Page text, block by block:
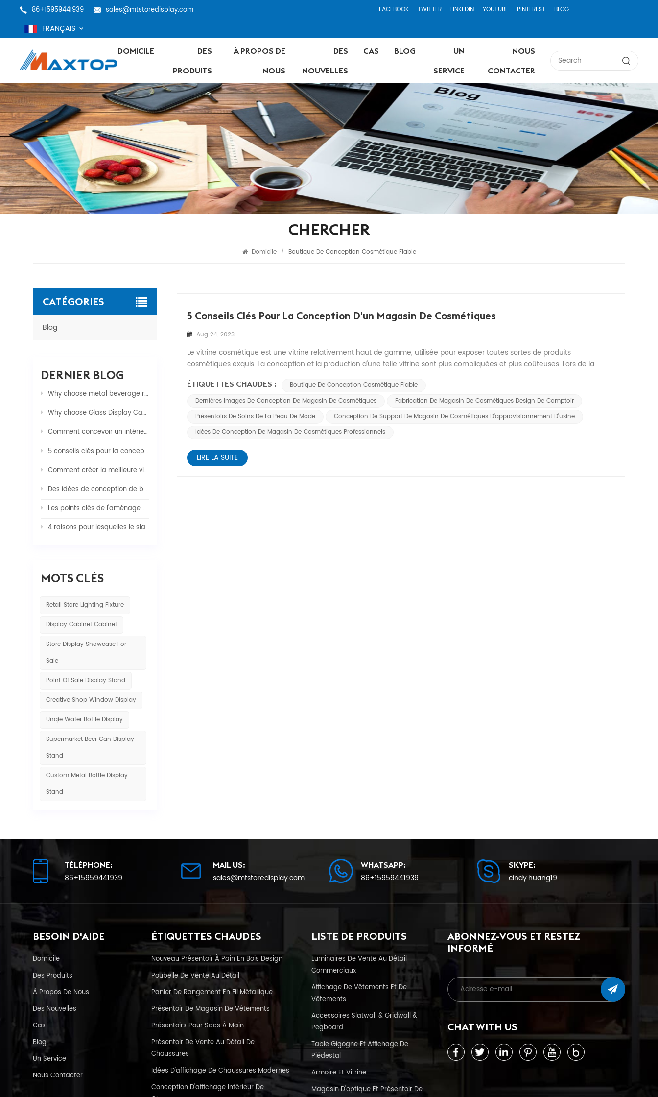
86+15959441939 sales@mtstoredisplay.com FACEBOOK TWITTER LINKEDIN YOUTUBE PINTEREST BLOG
FRANÇAIS
DOMICILE
DES
PRODUITS
À PROPOS DE
NOUS
DES
NOUVELLES
CAS BLOG
UN
SERVICE
NOUS
CONTACTER
CHERCHER
Domicile / Boutique De Conception Cosmétique Fiable
CATÉGORIES
Blog
DERNIER BLOG
Why choose metal beverage rack?
Why choose Glass Display Cabinets for your stores ?
Comment concevoir un intérieur de magasin de détail pour augmenter les ventes ?
5 conseils clés pour la conception d'un magasin de cosmétiques
Comment créer la meilleure vitrine de bijoux pour la vente au détail
Des idées de conception de boutique étonnantes pour obtenir plus de ventes
Les points clés de l'aménagement intérieur d'un magasin d'optique
4 raisons pour lesquelles le slatwall est largement utilisé dans les affaires ?
MOTS CLÉS
Retail Store Lighting Fixture
Display Cabinet Cabinet
Store Display Showcase For
Sale
Point Of Sale Display Stand
Creative Shop Window Display
Unqie Water Bottle Display
Supermarket Beer Can Display
Stand
Custom Metal Bottle Display
Stand
5 Conseils Clés Pour La Conception D'un Magasin De Cosmétiques
Aug 24, 2023
Le vitrine cosmétique est une vitrine relativement haut de gamme, utilisée pour exposer toutes sortes de produits
cosmétiques exquis. La conception et la production d'une telle vitrine sont plus compliquées et plus coûteuses. Lors de la
ÉTIQUETTES CHAUDES :
Boutique De Conception Cosmétique Fiable
Dernières Images De Conception De Magasin De Cosmétiques
Fabrication De Magasin De Cosmétiques Design De Comptoir
Présentoirs De Soins De La Peau De Mode
Conception De Support De Magasin De Cosmétiques D'approvisionnement D'usine
Idées De Conception De Magasin De Cosmétiques Professionnels
LIRE LA SUITE
TÉLÉPHONE:
86+15959441939
MAIL US:
sales@mtstoredisplay.com
WHATSAPP:
86+15959441939
SKYPE:
cindy.huang19
BESOIN D'AIDE
Domicile
Des Produits
À Propos De Nous
Des Nouvelles
Cas
Blog
Un Service
Nous Contacter
ÉTIQUETTES CHAUDES
Nouveau Présentoir À Pain En Bois Design
Poubelle De Vente Au Détail
Panier De Rangement En Fil Métallique
Présentoir De Magasin De Vêtements
Présentoirs Pour Sacs À Main
Présentoir De Vente Au Détail De
Chaussures
Idées D'affichage De Chaussures Modernes
Conception D'affichage Intérieur De
LISTE DE PRODUITS
Luminaires De Vente Au Détail
Commerciaux
Affichage De Vêtements Et De
Vêtements
Accessoires Slatwall & Gridwall &
Pegboard
Table Gigogne Et Affichage De
Piédestal
Armoire Et Vitrine
Magasin D'optique Et Présentoir De
ABONNEZ-VOUS ET RESTEZ
INFORMÉ
CHAT WITH US